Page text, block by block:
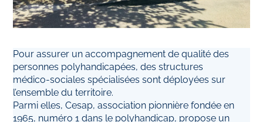
Pour assurer un accompagnement de qualité des
personnes polyhandicapées, des structures
médico‑sociales spécialisées sont déployées sur
l’ensemble du territoire.
Parmi elles, Cesap, association pionnière fondée en
1965, numéro 1 dans le polyhandicap, propose un